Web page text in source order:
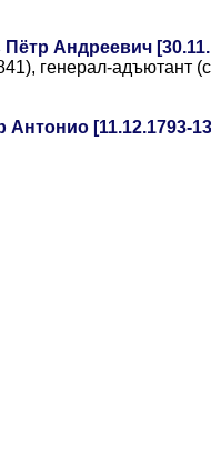
Андреевич
генерал-адъютант
Антонио [11.12.1793-